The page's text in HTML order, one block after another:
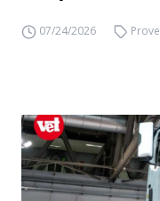
07/24/2026 Prove